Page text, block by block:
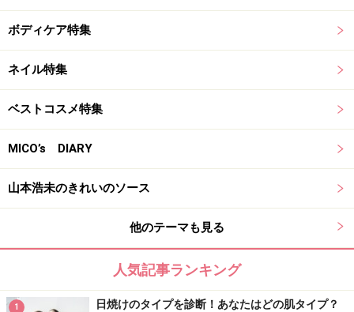
ボディケア特集
ネイル特集
ベストコスメ特集
MICO’s DIARY
山本浩未のきれいのソース
他のテーマも見る
人気記事ランキング
1 日焼けのタイプを診断！あなたはどの肌タイプ？